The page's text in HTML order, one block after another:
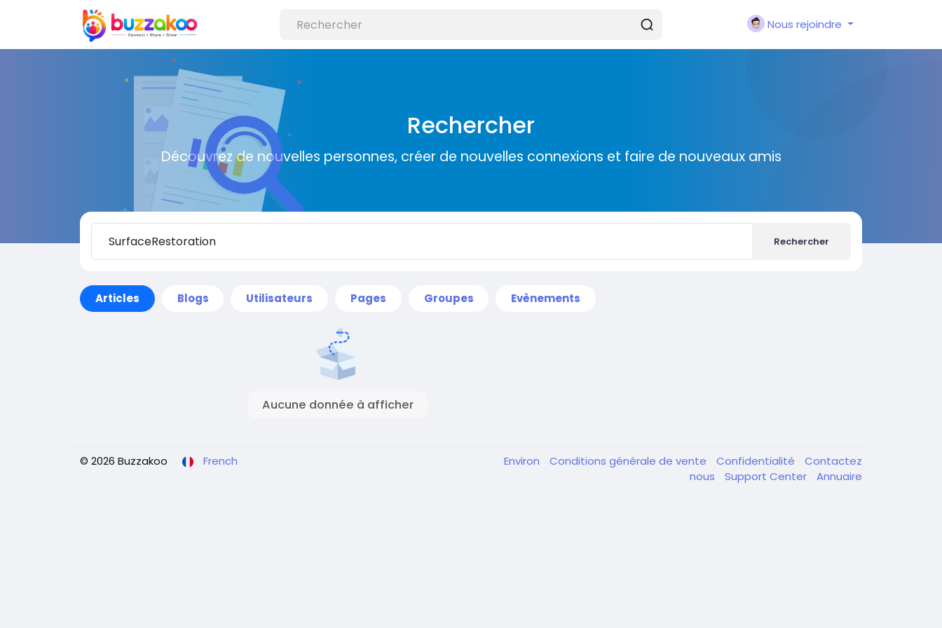
Nous rejoindre
Rechercher
Découvrez de nouvelles personnes, créer de nouvelles connexions et faire de nouveaux amis
Rechercher
Articles Blogs Utilisateurs Pages Groupes Evènements
Aucune donnée à afficher
© 2026 Buzzakoo French Environ Conditions générale de vente Confidentialité
Contactez
nous
Support Center Annuaire